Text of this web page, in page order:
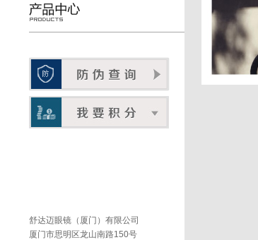
舒达迈眼镜（厦门）有限公司
厦门市思明区龙山南路150号